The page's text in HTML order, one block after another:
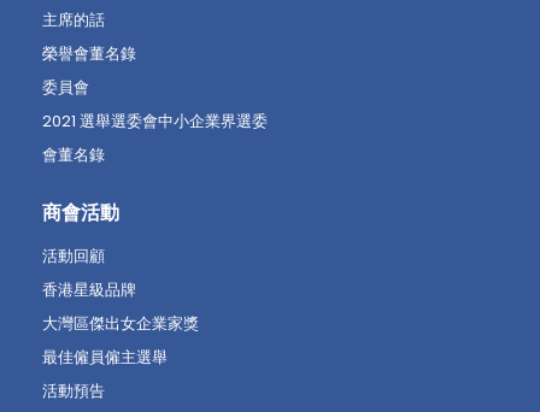
主席的話
榮譽會董名錄
委員會
2021 選舉選委會中小企業界選委
會董名錄
商會活動
活動回顧
香港星級品牌
大灣區傑出女企業家獎
最佳僱員僱主選舉
活動預告